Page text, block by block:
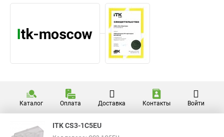
Каталог Оплата Доставка Контакты Войти
ITK CS3-1C5EU